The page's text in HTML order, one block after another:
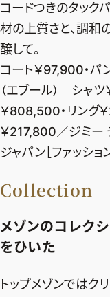
売れ筋ランキング
エクラ掲載品
エクラ限定アイテム
イーバイエクラ
コードつきのタック
材の上質さと、調和
醸して。
コート￥97,900・パ
（エブール） シャ
￥808,500・リン
￥217,800／ジミー
ジャパン［ファッショ
Collection
メゾンのコレク
をひいた
トップメゾンではク